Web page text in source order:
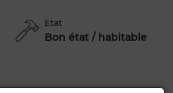
Etat
Bon état / habitable